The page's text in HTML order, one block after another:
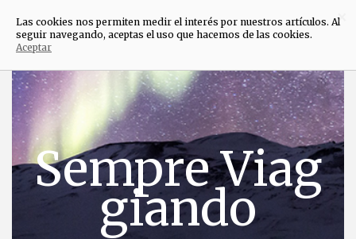
Anar
directament
contingut
Sempre Viag
giando
×
Las cookies nos permiten medir el interés por nuestros artículos. Al
seguir navegando, aceptas el uso que hacemos de las cookies.
Aceptar